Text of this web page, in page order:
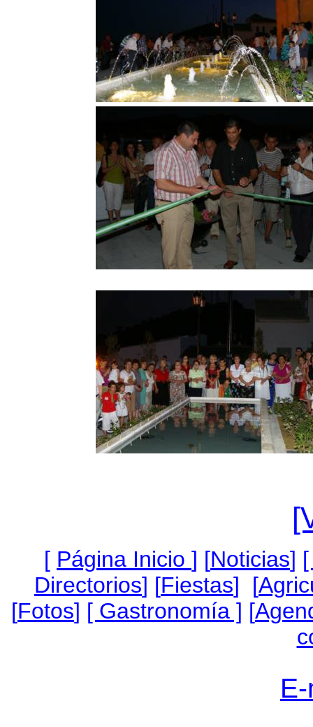
[ Página Inicio ] [Noticias]
Directorios] [Fiestas] [
[Fotos] [ Gastronomía ] [